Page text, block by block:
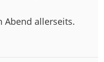
Abend allerseits.